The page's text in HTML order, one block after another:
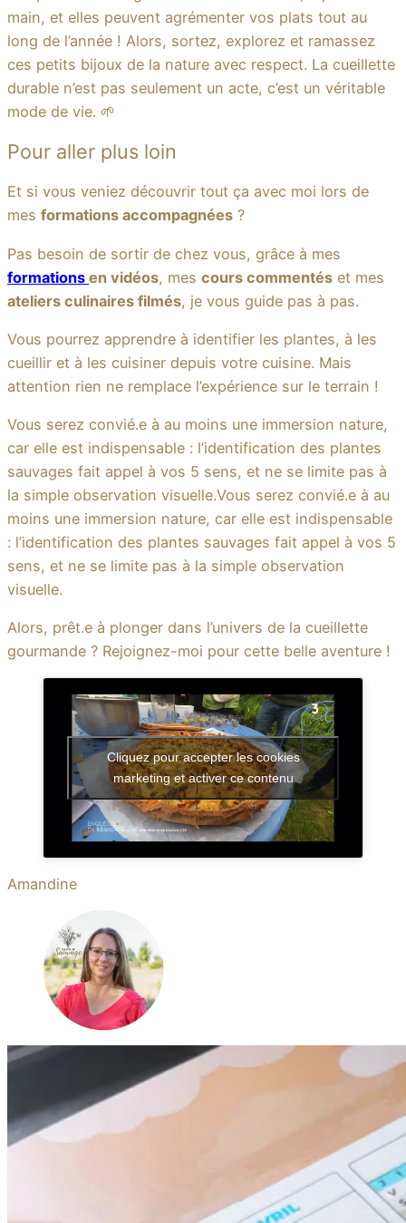
main, et elles peuvent agrémenter vos plats tout au
long de l’année ! Alors, sortez, explorez et ramassez
ces petits bijoux de la nature avec respect. La cueillette
durable n’est pas seulement un acte, c’est un véritable
mode de vie. 🌱
Pour aller plus loin
Et si vous veniez découvrir tout ça avec moi lors de
mes formations accompagnées ?
Pas besoin de sortir de chez vous, grâce à mes
formations en vidéos, mes cours commentés et mes
ateliers culinaires filmés, je vous guide pas à pas.
Vous pourrez apprendre à identifier les plantes, à les
cueillir et à les cuisiner depuis votre cuisine. Mais
attention rien ne remplace l’expérience sur le terrain !
Vous serez convié.e à au moins une immersion nature,
car elle est indispensable : l’identification des plantes
sauvages fait appel à vos 5 sens, et ne se limite pas à
la simple observation visuelle.Vous serez convié.e à au
moins une immersion nature, car elle est indispensable
: l’identification des plantes sauvages fait appel à vos 5
sens, et ne se limite pas à la simple observation
visuelle.
Alors, prêt.e à plonger dans l’univers de la cueillette
gourmande ? Rejoignez-moi pour cette belle aventure !
Cliquez pour accepter les cookies
marketing et activer ce contenu
Amandine